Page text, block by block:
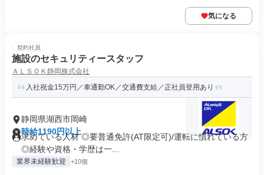
気になる
契約社員
施設のセキュリティースタッフ
ＡＬＳＯＫ静岡株式会社
入社祝金15万円／車通勤OK／交通費支給／正社員登用あり
静岡県湖西市岡崎
時給1190円以上
求めている人材 ◎要普通免許(AT限定可)/運転に慣れている方
◎経験や資格・学歴は一...
業界未経験歓迎 +10個